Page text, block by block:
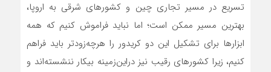
تسریع در مسیر تجاری چین و کشور‌های شرقی به اروپا،
بهترین مسیر ممکن است؛ اما نباید فراموش کنیم که همه
ابزار‌ها برای تشکیل این دو کریدور را هر‌چه‌زودتر باید فراهم
کنیم، زیرا کشور‌های رقیب نیز در‌این‌زمینه بیکار ننشسته‌اند و